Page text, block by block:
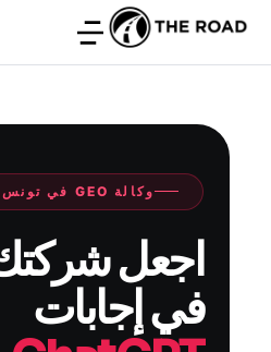
وكالة GEO في تونس ودول الخليج
اجعل
في إجابات